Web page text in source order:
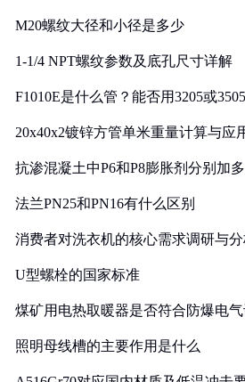
M20螺纹大径和小径是多少
1-1/4 NPT螺纹参数及底孔尺寸详解
F1010E是什么管？能否用3205或
20x40x2镀锌方管单米重量计算与应
抗渗混凝土中P6和P8膨胀剂分别加
法兰PN25和PN16有什么区别
消费者对洗衣机的核心需求调研与
U型螺栓的国家标准
煤矿用电热取暖器是否符合防爆电
照明母线槽的主要作用是什么